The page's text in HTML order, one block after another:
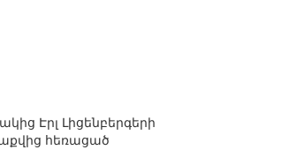
Էրլ Լիցենբերգերի
հեռացած